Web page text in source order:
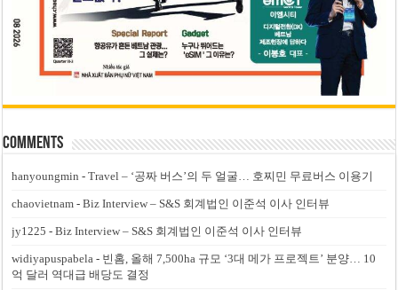
Comments
hanyoungmin -Travel – ‘공짜 버스’의 두 얼굴… 호찌민 무료버스 이용기
chaovietnam -Biz Interview – S&S 회계법인 이준석 이사 인터뷰
jy1225 -Biz Interview – S&S 회계법인 이준석 이사 인터뷰
widiyapuspabela - 빈홈, 올해 7,500ha 규모 ‘3대 메가 프로젝트’ 분양… 10
억 달러 역대급 배당도 결정